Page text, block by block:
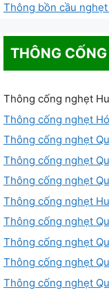
Thông bồn cầu
THÔNG
Thông cống nghẹt
Thông cống nghẹt
Thông cống nghẹt
Thông cống nghẹt
Thông cống nghẹt
Thông cống nghẹt
Thông cống nghẹt
Thông cống nghẹt
Thông cống nghẹt
Thông cống nghẹt